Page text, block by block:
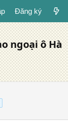
Đăng ký
ngoại ô Hà